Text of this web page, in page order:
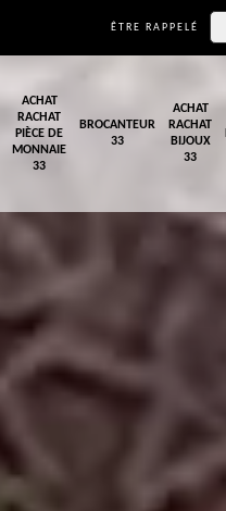
ÊTRE RAPPELÉ
ACHAT
RACHAT
PIÈCE DE
MONNAIE
33
BROCANTEUR
33
ACHAT
RACHAT
BIJOUX
33